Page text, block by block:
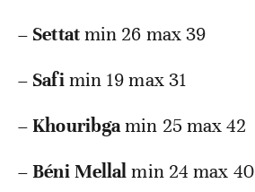
– Settatmin 26 max 39
– Safimin 19 max 31
–Khouribgamin 25 max 42
–Béni Mellalmin 24 max 40